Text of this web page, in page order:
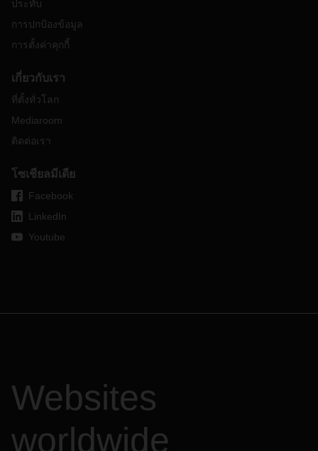
ประทับ
การปกป้องข้อมูล
การตั้งค่าคุกกี้
เกี่ยวกับเรา
ที่ตั้งทั่วโลก
Mediaroom
ติดต่อเรา
โซเชียลมีเดีย
Facebook
LinkedIn
Youtube
Websites
worldwide